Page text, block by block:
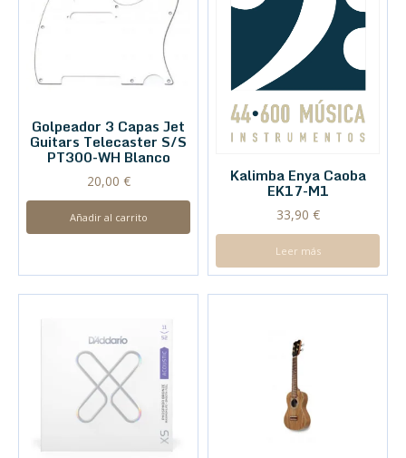
Golpeador 3 Capas Jet
Guitars Telecaster S/S
PT300-WH Blanco
20,00 €
Añadir al carrito
Kalimba Enya Caoba
EK17-M1
33,90 €
Leer más